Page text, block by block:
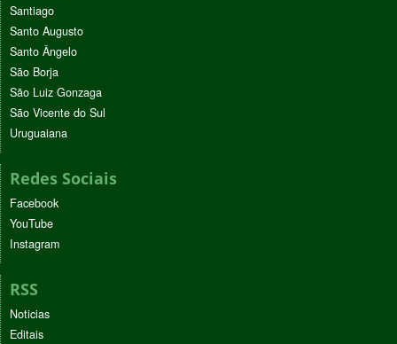
Santiago
Santo Augusto
Santo Ângelo
São Borja
São Luiz Gonzaga
São Vicente do Sul
Uruguaiana
Redes Sociais
Facebook
YouTube
Instagram
RSS
Noticias
Editais